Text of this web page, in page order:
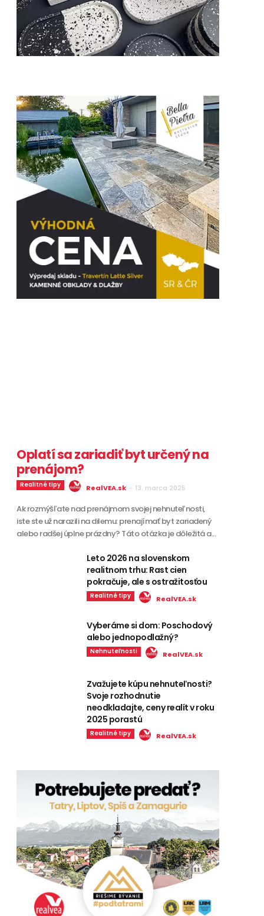
Oplatí sa zariadiť byt určený na
prenájom?
Realitné tipy RealVEA.sk - 13. marca 2025
Ak rozmýšľate nad prenájmom svojej nehnuteľnosti,
iste ste už narazili na dilemu: prenajímať byt zariadený
alebo radšej úplne prázdny? Táto otázka je dôležitá a...
Leto 2026 na slovenskom
realitnom trhu: Rast cien
pokračuje, ale s ostražitosťou
Realitné tipy RealVEA.sk
Vyberáme si dom: Poschodový
alebo jednopodlažný?
Nehnuteľnosti RealVEA.sk
Zvažujete kúpu nehnuteľnosti?
Svoje rozhodnutie
neodkladajte, ceny realít v roku
2025 porastú
Realitné tipy RealVEA.sk